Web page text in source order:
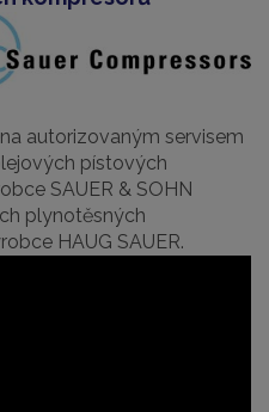
autorizovaným servisem
pístových
SAUER & SOHN
plynotěsných
HAUG SAUER.